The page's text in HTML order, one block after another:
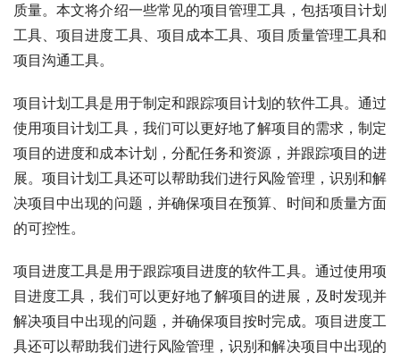
质量。本文将介绍一些常见的项目管理工具，包括项目计划
工具、项目进度工具、项目成本工具、项目质量管理工具和
项目沟通工具。
项目计划工具是用于制定和跟踪项目计划的软件工具。通过
使用项目计划工具，我们可以更好地了解项目的需求，制定
项目的进度和成本计划，分配任务和资源，并跟踪项目的进
展。项目计划工具还可以帮助我们进行风险管理，识别和解
决项目中出现的问题，并确保项目在预算、时间和质量方面
的可控性。
项目进度工具是用于跟踪项目进度的软件工具。通过使用项
目进度工具，我们可以更好地了解项目的进展，及时发现并
解决项目中出现的问题，并确保项目按时完成。项目进度工
具还可以帮助我们进行风险管理，识别和解决项目中出现的